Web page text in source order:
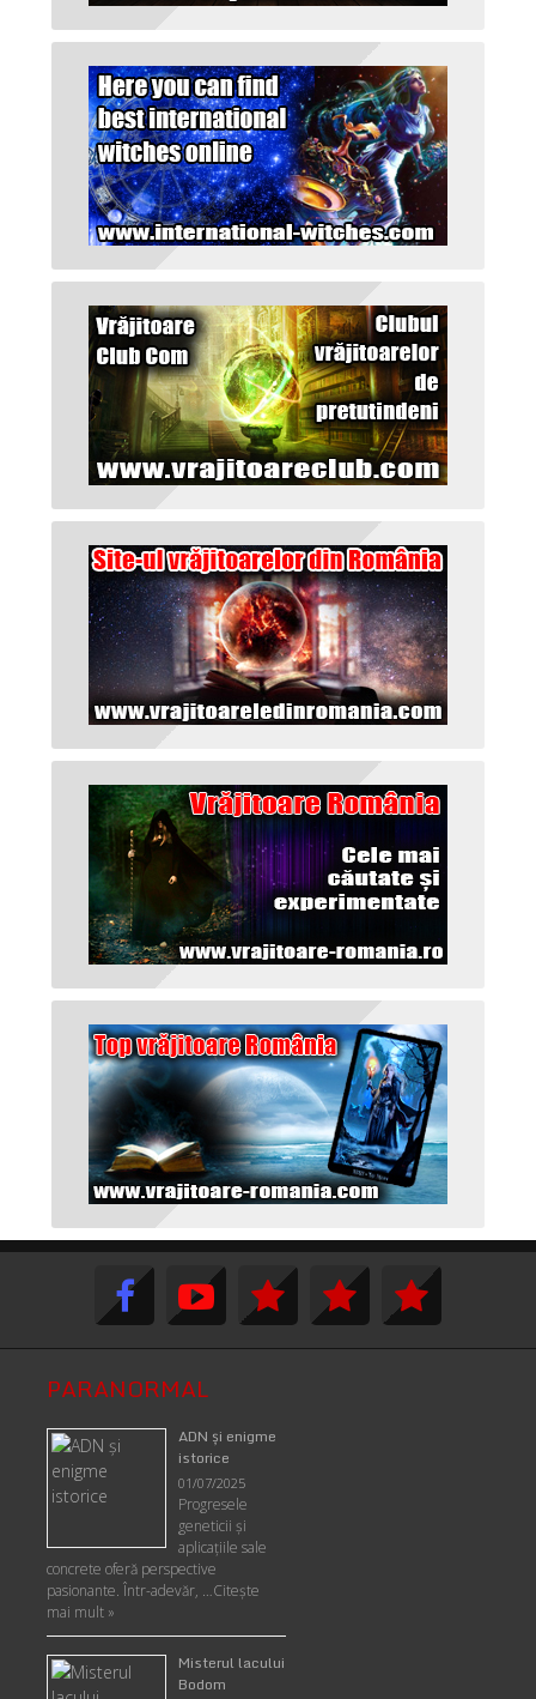
PARANORMAL
ADN şi enigme
istorice
01/07/2025
Progresele
geneticii şi
aplicaţiile sale
concrete oferă perspective
pasionante. Într-adevăr, …Citește
mai mult »
Misterul lacului
Bodom